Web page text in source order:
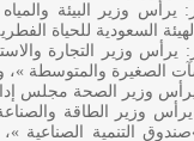
وزير البيئة والمياه
السعودية للحياة
وزير التجارة
الصغيرة والمتوسطة »،
وزير الصحة مجلس
وزير الطاقة
التنمية الصناعية